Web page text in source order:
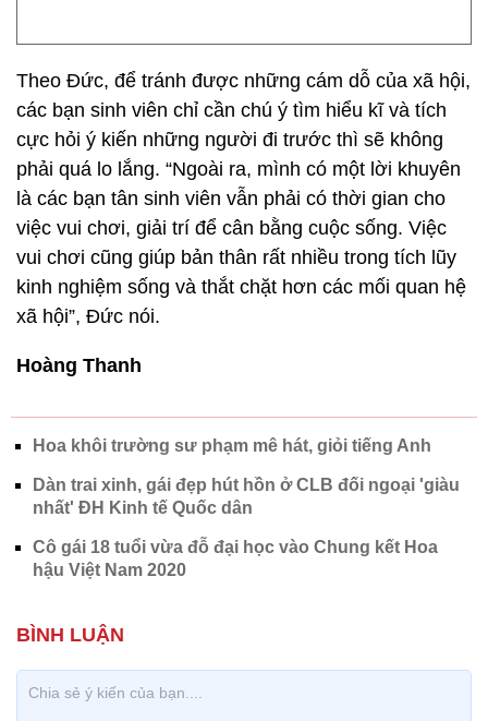
Theo Đức, để tránh được những cám dỗ của xã hội,
các bạn sinh viên chỉ cần chú ý tìm hiểu kĩ và tích
cực hỏi ý kiến những người đi trước thì sẽ không
phải quá lo lắng. “Ngoài ra, mình có một lời khuyên
là các bạn tân sinh viên vẫn phải có thời gian cho
việc vui chơi, giải trí để cân bằng cuộc sống. Việc
vui chơi cũng giúp bản thân rất nhiều trong tích lũy
kinh nghiệm sống và thắt chặt hơn các mối quan hệ
xã hội”, Đức nói.
Hoàng Thanh
Hoa khôi trường sư phạm mê hát, giỏi tiếng Anh
Dàn trai xinh, gái đẹp hút hồn ở CLB đối ngoại 'giàu
nhất' ĐH Kinh tế Quốc dân
Cô gái 18 tuổi vừa đỗ đại học vào Chung kết Hoa
hậu Việt Nam 2020